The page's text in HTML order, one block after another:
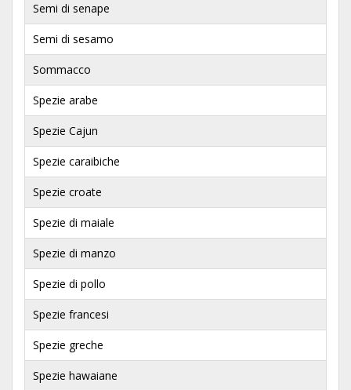
Semi di senape
Semi di sesamo
Sommacco
Spezie arabe
Spezie Cajun
Spezie caraibiche
Spezie croate
Spezie di maiale
Spezie di manzo
Spezie di pollo
Spezie francesi
Spezie greche
Spezie hawaiane